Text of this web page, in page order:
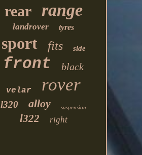
rear range
landrover tyres
sport fits side
front black
velar rover
l320 alloy suspension
l322 right